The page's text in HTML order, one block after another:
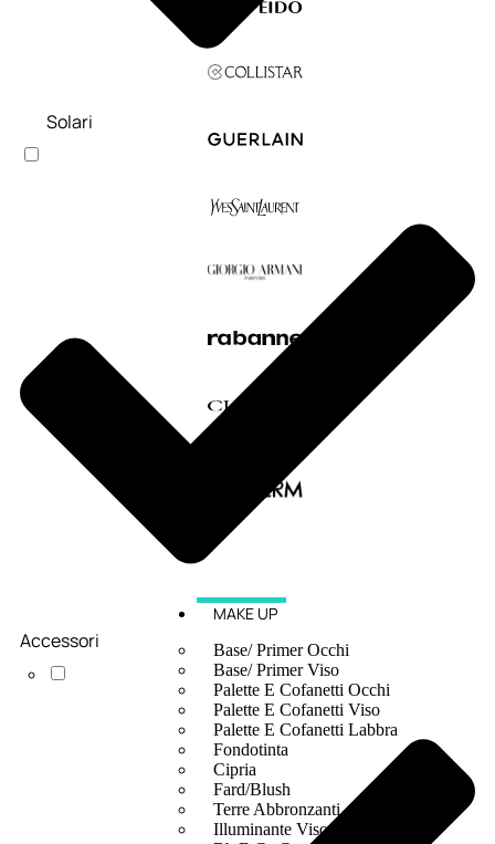
MAKE UP
Base/ Primer Occhi
Base/ Primer Viso
Palette E Cofanetti Occhi
Palette E Cofanetti Viso
Palette E Cofanetti Labbra
Fondotinta
Cipria
Fard/Blush
Terre Abbronzanti
Illuminante Viso
Solari
Accessori